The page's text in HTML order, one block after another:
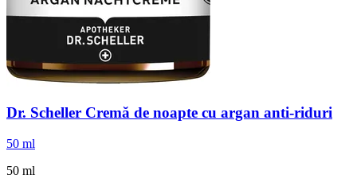
Dr. Scheller Cremă de noapte cu argan anti-​riduri
50 ml
50 ml